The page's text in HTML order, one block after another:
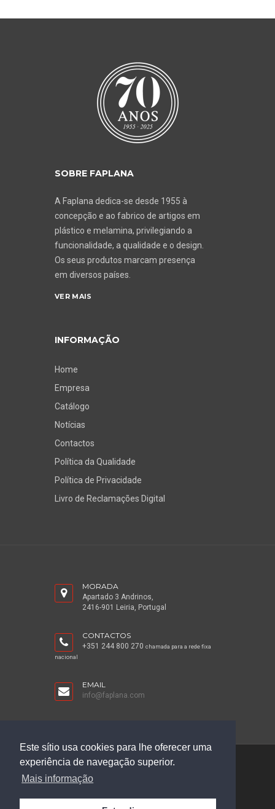
Este sítio usa cookies para lhe oferecer uma
experiência de navegação superior.
Mais informação
SOBRE FAPLANA
A Faplana dedica-se desde 1955 à
concepção e ao fabrico de artigos em
plástico e melamina, privilegiando a
funcionalidade, a qualidade e o design.
Os seus produtos marcam presença
em diversos países.
VER MAIS
INFORMAÇÃO
Home
Empresa
Catálogo
Notícias
Contactos
Política da Qualidade
Política de Privacidade
Livro de Reclamações Digital
MORADA
Apartado 3 Andrinos,
2416-901 Leiria, Portugal
CONTACTOS
+351 244 800 270 chamada para a rede fixa
nacional
EMAIL
info@faplana.com
©2026 Faplana
Projeto Cofinanciado pela UE